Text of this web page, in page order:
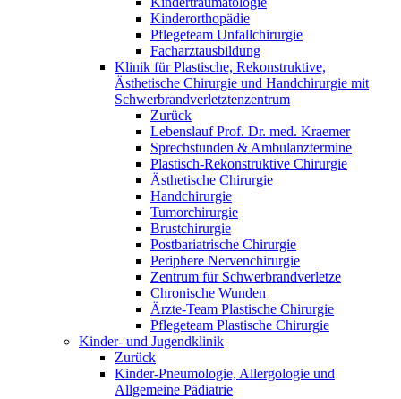
Kinderorthopädie
Pflegeteam Unfallchirurgie
Facharztausbildung
Klinik für Plastische, Rekonstruktive,
Ästhetische Chirurgie und Handchirurgie mit
Schwerbrandverletztenzentrum
Zurück
Lebenslauf Prof. Dr. med. Kraemer
Sprechstunden & Ambulanztermine
Plastisch-Rekonstruktive Chirurgie
Ästhetische Chirurgie
Handchirurgie
Tumorchirurgie
Brustchirurgie
Postbariatrische Chirurgie
Periphere Nervenchirurgie
Zentrum für Schwerbrandverletze
Chronische Wunden
Ärzte-Team Plastische Chirurgie
Pflegeteam Plastische Chirurgie
Kinder- und Jugendklinik
Zurück
Kinder-Pneumologie, Allergologie und
Allgemeine Pädiatrie